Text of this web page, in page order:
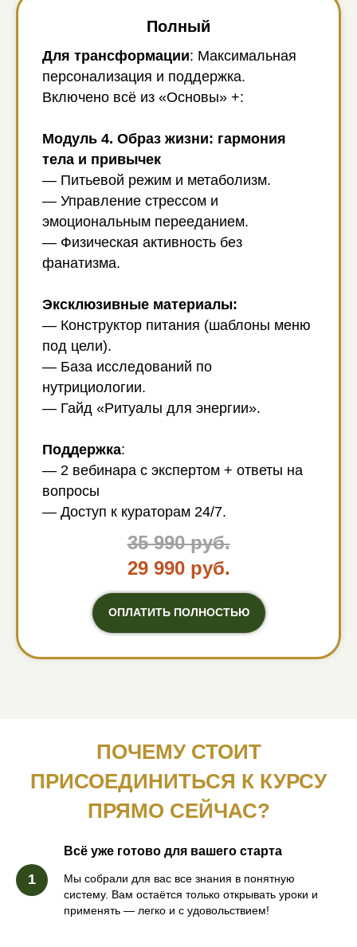
Полный
Для трансформации: Максимальная
персонализация и поддержка.
Включено всё из «Основы» +:
Модуль 4. Образ жизни: гармония
тела и привычек
— Питьевой режим и метаболизм.
— Управление стрессом и
эмоциональным перееданием.
— Физическая активность без
фанатизма.
Эксклюзивные материалы:
— Конструктор питания (шаблоны меню
под цели).
— База исследований по
нутрициологии.
— Гайд «Ритуалы для энергии».
Поддержка:
— 2 вебинара с экспертом + ответы на
вопросы
— Доступ к кураторам 24/7.
35 990 руб.
29 990 руб.
ОПЛАТИТЬ ПОЛНОСТЬЮ
ПОЧЕМУ СТОИТ
ПРИСОЕДИНИТЬСЯ К КУРСУ
ПРЯМО СЕЙЧАС?
Всё уже готово для вашего старта
Мы собрали для вас все знания в понятную
систему. Вам остаётся только открывать уроки и
применять — легко и с удовольствием!